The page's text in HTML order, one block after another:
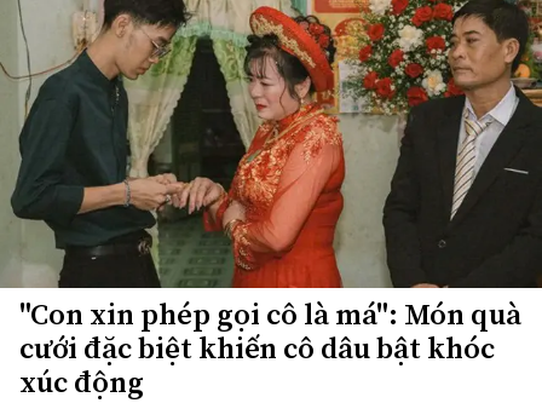
"Con xin phép gọi cô là má": Món quà
cưới đặc biệt khiến cô dâu bật khóc
xúc động